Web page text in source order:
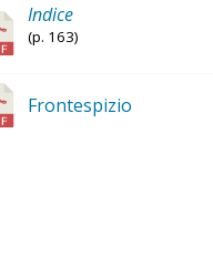
Indice
(p. 163)
Frontespizio